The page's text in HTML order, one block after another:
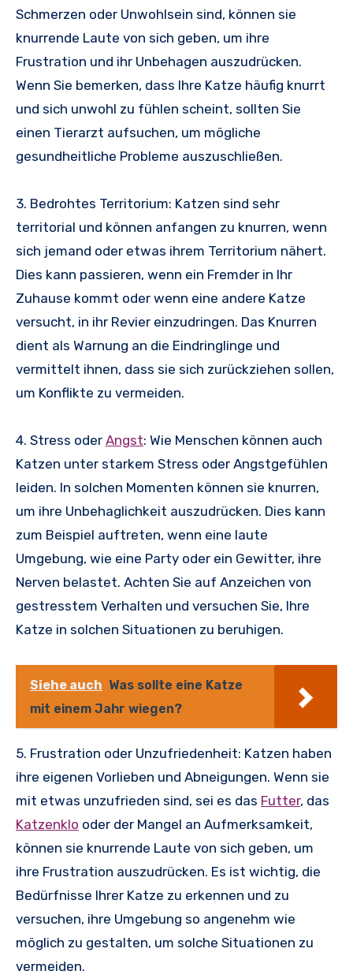
Schmerzen oder Unwohlsein sind, können sie
knurrende Laute von sich geben, um ihre
Frustration und ihr Unbehagen auszudrücken.
Wenn Sie bemerken, dass Ihre Katze häufig knurrt
und sich unwohl zu fühlen scheint, sollten Sie
einen Tierarzt aufsuchen, um mögliche
gesundheitliche Probleme auszuschließen.
3. Bedrohtes Territorium: Katzen sind sehr
territorial und können anfangen zu knurren, wenn
sich jemand oder etwas ihrem Territorium nähert.
Dies kann passieren, wenn ein Fremder in Ihr
Zuhause kommt oder wenn eine andere Katze
versucht, in ihr Revier einzudringen. Das Knurren
dient als Warnung an die Eindringlinge und
vermittelt ihnen, dass sie sich zurückziehen sollen,
um Konflikte zu vermeiden.
4. Stress oder Angst: Wie Menschen können auch
Katzen unter starkem Stress oder Angstgefühlen
leiden. In solchen Momenten können sie knurren,
um ihre Unbehaglichkeit auszudrücken. Dies kann
zum Beispiel auftreten, wenn eine laute
Umgebung, wie eine Party oder ein Gewitter, ihre
Nerven belastet. Achten Sie auf Anzeichen von
gestresstem Verhalten und versuchen Sie, Ihre
Katze in solchen Situationen zu beruhigen.
Siehe auch Was sollte eine Katze
mit einem Jahr wiegen?
5. Frustration oder Unzufriedenheit: Katzen haben
ihre eigenen Vorlieben und Abneigungen. Wenn sie
mit etwas unzufrieden sind, sei es das Futter, das
Katzenklo oder der Mangel an Aufmerksamkeit,
können sie knurrende Laute von sich geben, um
ihre Frustration auszudrücken. Es ist wichtig, die
Bedürfnisse Ihrer Katze zu erkennen und zu
versuchen, ihre Umgebung so angenehm wie
möglich zu gestalten, um solche Situationen zu
vermeiden.